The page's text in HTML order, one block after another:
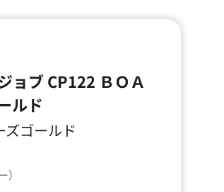
ョブ CP122 ＢＯＡ
ルド
ゴールド
）